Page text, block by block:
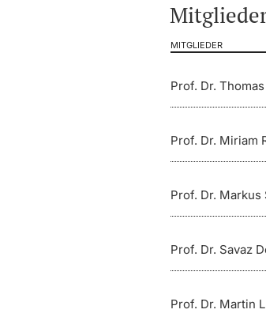
MITGLIEDER
Prof. Dr.
Prof. Dr. Miriam
Prof. Dr.
Prof. Dr. Savaz
Prof. Dr. Martin